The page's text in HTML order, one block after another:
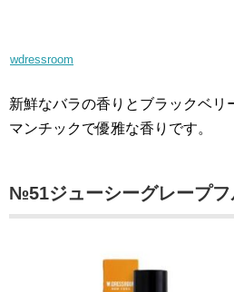
wdressroom
新鮮なバラの香りとブラックベリ
マンチックで優雅な香りです。
№51ジューシーグレープフ